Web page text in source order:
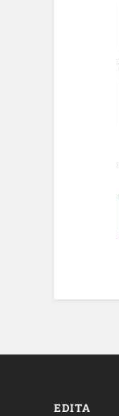
EDITA